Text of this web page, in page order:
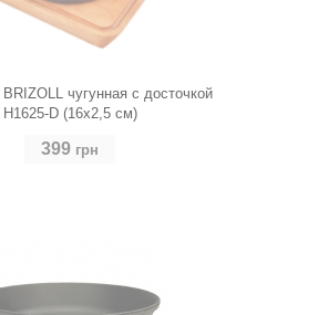
чугунная с досточкой
H1625-D (16х2,5 см)
399 грн